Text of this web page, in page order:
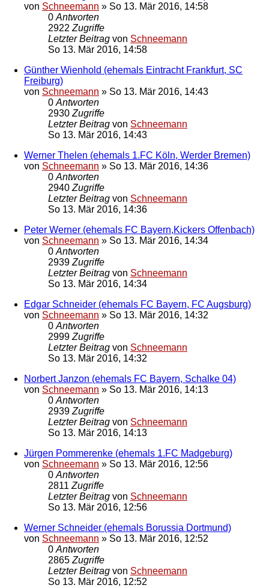
von Schneemann » So 13. Mär 2016, 14:58
0Antworten
2922Zugriffe
Letzter Beitrag von Schneemann
So 13. Mär 2016, 14:58
Günther Wienhold (ehemals Eintracht Frankfurt, SC
Freiburg)
von Schneemann » So 13. Mär 2016, 14:43
0Antworten
2930Zugriffe
Letzter Beitrag von Schneemann
So 13. Mär 2016, 14:43
Werner Thelen (ehemals 1.FC Köln, Werder Bremen)
von Schneemann » So 13. Mär 2016, 14:36
0Antworten
2940Zugriffe
Letzter Beitrag von Schneemann
So 13. Mär 2016, 14:36
Peter Werner (ehemals FC Bayern,Kickers Offenbach)
von Schneemann » So 13. Mär 2016, 14:34
0Antworten
2939Zugriffe
Letzter Beitrag von Schneemann
So 13. Mär 2016, 14:34
Edgar Schneider (ehemals FC Bayern, FC Augsburg)
von Schneemann » So 13. Mär 2016, 14:32
0Antworten
2999Zugriffe
Letzter Beitrag von Schneemann
So 13. Mär 2016, 14:32
Norbert Janzon (ehemals FC Bayern, Schalke 04)
von Schneemann » So 13. Mär 2016, 14:13
0Antworten
2939Zugriffe
Letzter Beitrag von Schneemann
So 13. Mär 2016, 14:13
Jürgen Pommerenke (ehemals 1.FC Madgeburg)
von Schneemann » So 13. Mär 2016, 12:56
0Antworten
2811Zugriffe
Letzter Beitrag von Schneemann
So 13. Mär 2016, 12:56
Werner Schneider (ehemals Borussia Dortmund)
von Schneemann » So 13. Mär 2016, 12:52
0Antworten
2865Zugriffe
Letzter Beitrag von Schneemann
So 13. Mär 2016, 12:52